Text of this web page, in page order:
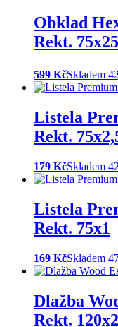
Obklad
Rekt. 75x25
599 KčSkladem
Listela
Rekt.
179 KčSkladem
Listela
Rekt. 75x1
169 KčSkladem
Dlažba
Rekt.